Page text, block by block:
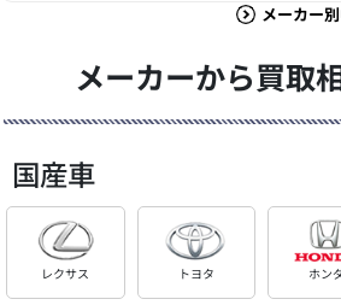
メーカー
メーカーから買取
国産車
レクサス トヨタ ホン